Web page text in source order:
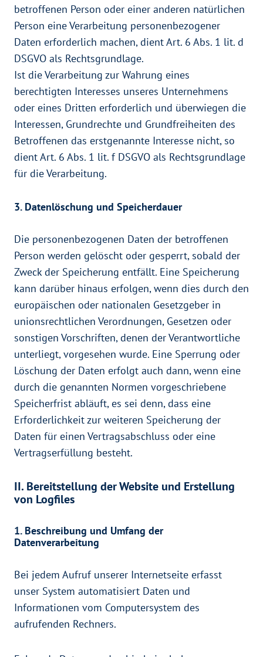
betroffenen Person oder einer anderen natürlichen
Person eine Verarbeitung personenbezogener
Daten erforderlich machen, dient Art. 6 Abs. 1 lit. d
DSGVO als Rechtsgrundlage.
Ist die Verarbeitung zur Wahrung eines
berechtigten Interesses unseres Unternehmens
oder eines Dritten erforderlich und überwiegen die
Interessen, Grundrechte und Grundfreiheiten des
Betroffenen das erstgenannte Interesse nicht, so
dient Art. 6 Abs. 1 lit. f DSGVO als Rechtsgrundlage
für die Verarbeitung.
3. Datenlöschung und Speicherdauer
Die personenbezogenen Daten der betroffenen
Person werden gelöscht oder gesperrt, sobald der
Zweck der Speicherung entfällt. Eine Speicherung
kann darüber hinaus erfolgen, wenn dies durch den
europäischen oder nationalen Gesetzgeber in
unionsrechtlichen Verordnungen, Gesetzen oder
sonstigen Vorschriften, denen der Verantwortliche
unterliegt, vorgesehen wurde. Eine Sperrung oder
Löschung der Daten erfolgt auch dann, wenn eine
durch die genannten Normen vorgeschriebene
Speicherfrist abläuft, es sei denn, dass eine
Erforderlichkeit zur weiteren Speicherung der
Daten für einen Vertragsabschluss oder eine
Vertragserfüllung besteht.
II. Bereitstellung der Website und Erstellung
von Logfiles
1. Beschreibung und Umfang der
Datenverarbeitung
Bei jedem Aufruf unserer Internetseite erfasst
unser System automatisiert Daten und
Informationen vom Computersystem des
aufrufenden Rechners.